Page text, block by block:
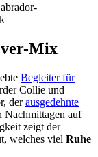
Mix
Begleiter für
Collie und
derausgedehnte
Nachmittagen auf
zeigt der
welches viel Ruhe